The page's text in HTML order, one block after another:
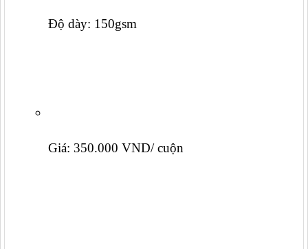
Độ dày: 150gsm
Giá: 350.000 VND/ cuộn